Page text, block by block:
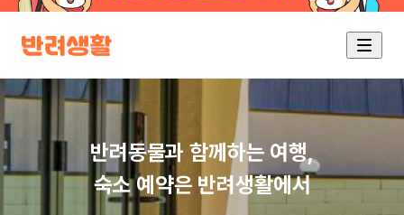
반려동물과 함께하는 여행,
숙소 예약은 반려생활에서